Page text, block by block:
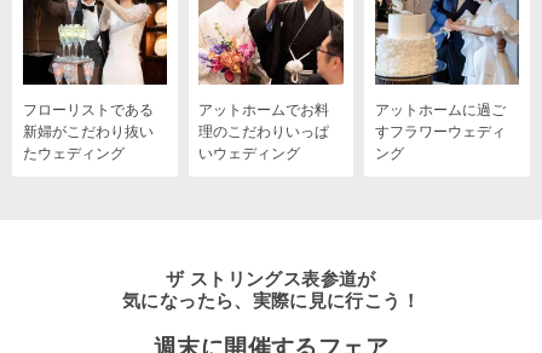
フローリストである
新婦がこだわり抜い
たウェディング
アットホームでお料
理のこだわりいっぱ
いウェディング
アットホームに過ご
すフラワーウェディ
ング
ザ ストリングス表参道が
気になったら、実際に見に行こう！
週末に開催するフェア